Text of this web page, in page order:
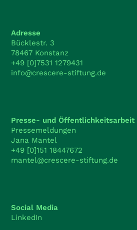
Adresse
Bücklestr. 3
78467 Konstanz
+49 [0]7531 1279431
info@crescere-stiftung.de
Presse- und Öffentlichkeitsarbeit
Pressemeldungen
Jana Mantel
+49 [0]151 18447672
mantel@crescere-stiftung.de
Social Media
LinkedIn